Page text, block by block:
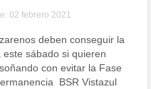
02 febrero 2021
deben conseguir la
este sábado si quieren
con evitar la Fase
BSR Vistazul